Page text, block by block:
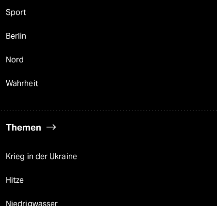
Sport
Berlin
Nord
Wahrheit
Themen
Krieg in der Ukraine
Hitze
Niedrigwasser